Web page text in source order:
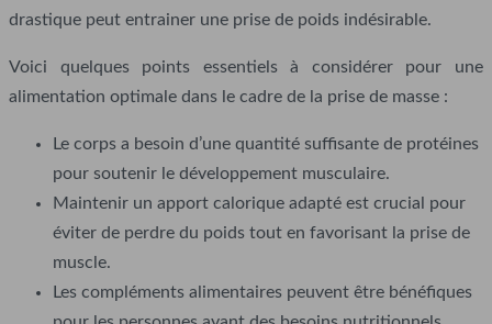
drastique peut entrainer une prise de poids indésirable.
Voici quelques points essentiels à considérer pour une
alimentation optimale dans le cadre de la prise de masse :
Le corps a besoin d’une quantité suffisante de protéines
pour soutenir le développement musculaire.
Maintenir un apport calorique adapté est crucial pour
éviter de perdre du poids tout en favorisant la prise de
muscle.
Les compléments alimentaires peuvent être bénéfiques